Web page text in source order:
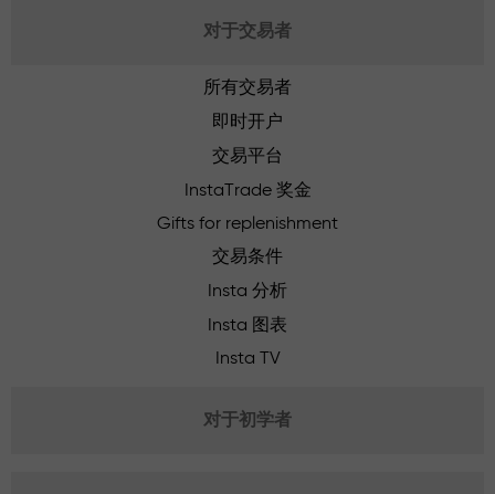
对于交易者
所有交易者
即时开户
交易平台
InstaTrade 奖金
Gifts for replenishment
交易条件
Insta 分析
Insta 图表
Insta TV
对于初学者